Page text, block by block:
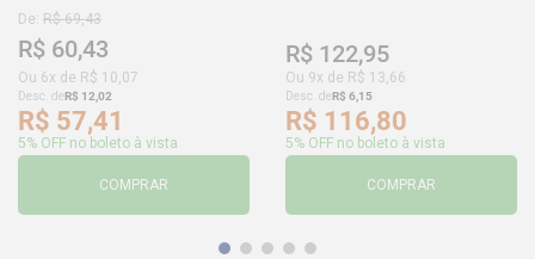
De: R$ 69,43
R$ 60,43
Ou 6x de R$ 10,07
Desc. deR$ 12,02
R$ 57,41
5% OFF no boleto à vista
COMPRAR
R$ 122,95
Ou 9x de R$ 13,66
Desc. deR$ 6,15
R$ 116,80
5% OFF no boleto à vista
COMPRAR